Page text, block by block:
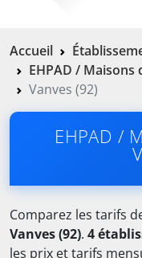
Accueil
EHPAD /
Vanves (92)
EHPAD /
Comparez les tarifs
Vanves (92). 4
les prix et tarifs